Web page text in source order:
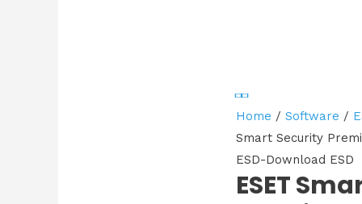
Home /Software /
Smart Security
ESD-Download ESD
ESET